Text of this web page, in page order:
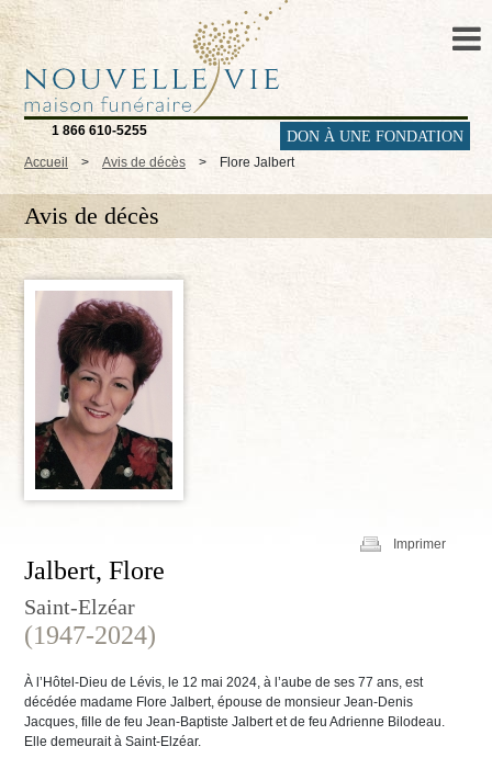
1 866 610-5255 DON À UNE FONDATION
Accueil > Avis de décès > Flore Jalbert
Avis de décès
Imprimer
Jalbert, Flore
Saint-Elzéar
(1947-2024)
À l’Hôtel-Dieu de Lévis, le 12 mai 2024, à l’aube de ses 77 ans, est
décédée madame Flore Jalbert, épouse de monsieur Jean-Denis
Jacques, fille de feu Jean-Baptiste Jalbert et de feu Adrienne Bilodeau.
Elle demeurait à Saint-Elzéar.